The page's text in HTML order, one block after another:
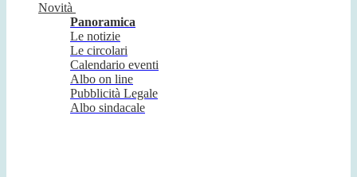
Novità
Panoramica
Le notizie
Le circolari
Calendario eventi
Albo on line
Pubblicità Legale
Albo sindacale